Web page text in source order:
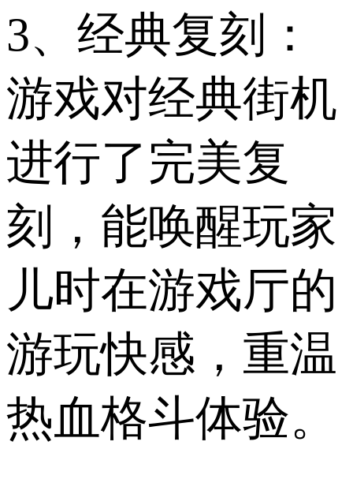
3、经典复刻：
游戏对经典街机
进行了完美复
刻，能唤醒玩家
儿时在游戏厅的
游玩快感，重温
热血格斗体验。